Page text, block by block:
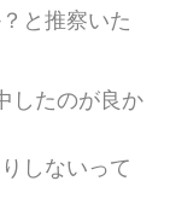
と推察いた
したのが良か
しないって